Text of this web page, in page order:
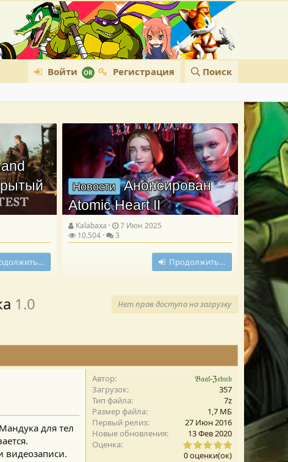
Войти Регистрация Поиск
Новости Анонсирован
Atomic Heart II
Kalabaxa
7 Июн 2025
10.504
3
Продолжить…
1.0 Нет прав доступа на загрузку
для тел
видеозаписи.​
Автор
𝔅𝔞𝔞𝔩-ℨ𝔢𝔟𝔲𝔟
Загрузок
357
Тип файла
7z
Размер файла
1,7 MБ
Первый релиз
27 Июн 2016
Новые обновления
13 Фев 2020
Оценка
0
,
0 оценки(ок)